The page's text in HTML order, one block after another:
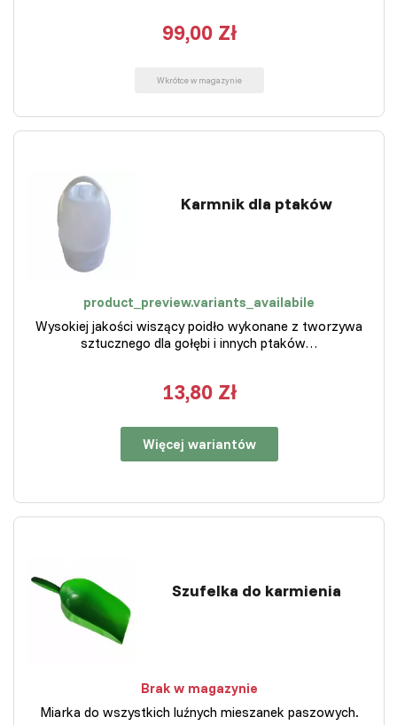
99,00 Zł
Wkrótce w magazynie
Karmnik dla ptaków
product_preview.variants_availabile
Wysokiej jakości wiszący poidło wykonane z tworzywa
sztucznego dla gołębi i innych ptaków…
13,80 Zł
Więcej wariantów
Szufelka do karmienia
Brak w magazynie
Miarka do wszystkich luźnych mieszanek paszowych.